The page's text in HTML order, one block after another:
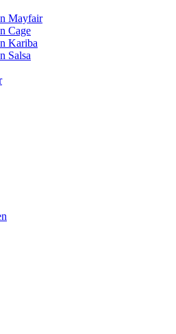
Mayfair
Cage
Kariba
Salsa